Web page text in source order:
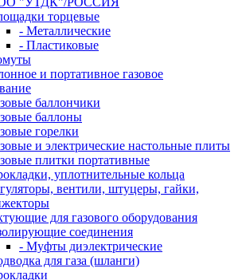
торцевые
- Металлические
- Пластиковые
и портативное газовое
баллончики
баллоны
горелки
и электрические настольные плиты
плитки портативные
уплотнительные кольца
вентили, штуцеры, гайки,
для газового оборудования
соединения
- Муфты диэлектрические
для газа (шланги)